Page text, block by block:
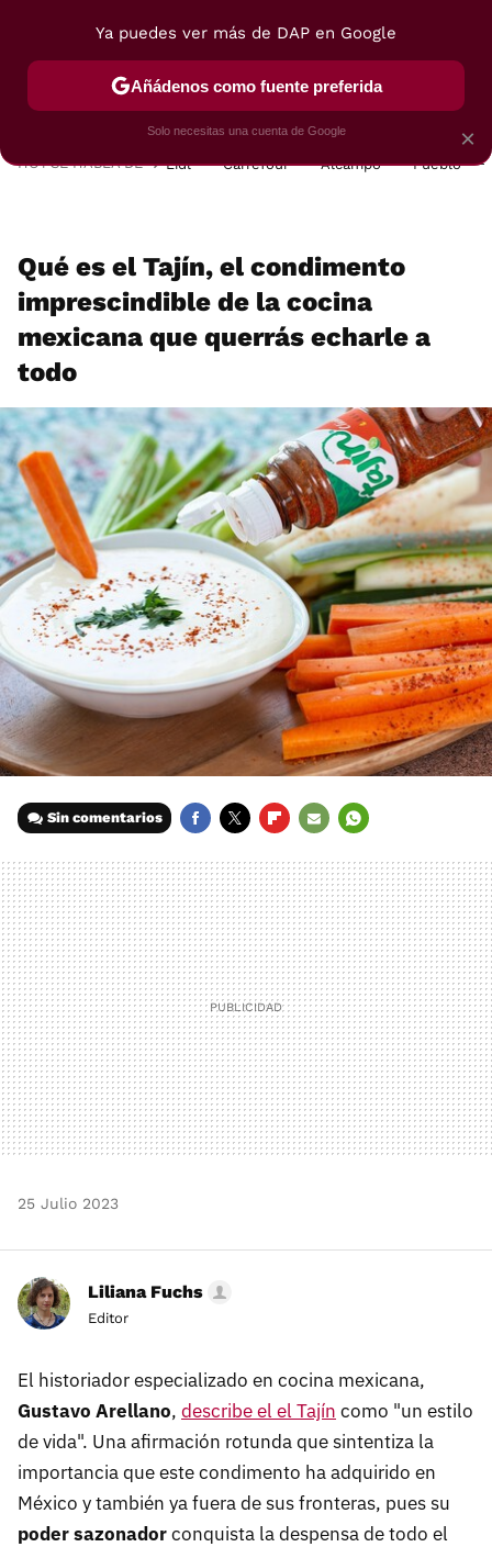
POSTRES VIAJES SELECCIÓN VEGUI
HOY SE HABLA DE Lidl Carrefour Alcampo Pueblo
Qué es el Tajín, el condimento
imprescindible de la cocina
mexicana que querrás echarle a
todo
Sin comentarios
MAIL
25 Julio 2023
Liliana Fuchs
Editor
El historiador especializado en cocina mexicana,
Gustavo Arellano, describe el el Tajín como "un estilo
de vida". Una afirmación rotunda que sintentiza la
importancia que este condimento ha adquirido en
México y también ya fuera de sus fronteras, pues su
poder sazonadorconquista la despensa de todo el
×
Ya puedes ver más de DAP en Google
Añádenos como fuente preferida
Solo necesitas una cuenta de Google